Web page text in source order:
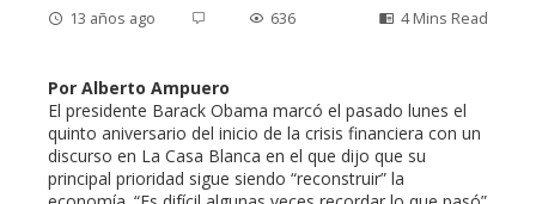
13 años ago 636 4 Mins Read
Por Alberto Ampuero
El presidente Barack Obama marcó el pasado lunes el
quinto aniversario del inicio de la crisis financiera con un
discurso en La Casa Blanca en el que dijo que su
principal prioridad sigue siendo “reconstruir” la